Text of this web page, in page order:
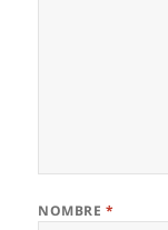
NOMBRE *